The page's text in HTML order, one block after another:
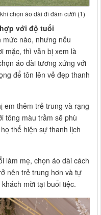
chọn áo dài đi đám cưới (1)
với độ tuổi
mức nào, nhưng nếu
mặc, thì vẫn bị xem là
áo dài tương xứng với
để tôn lên vẻ đẹp thanh
em thêm trẻ trung và rạng
tông màu trầm sẽ phù
thể hiện sự thanh lịch
làm mẹ, chọn áo dài cách
nên trẻ trung hơn và tự
mời tại buổi tiệc.